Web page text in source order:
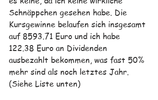
Schnäppchen gesehen habe. Die
Kursgewinne belaufen sich insgesamt
auf 8593.71 Euro und ich habe
122.38 Euro an Dividenden
ausbezahlt bekommen, was fast 50%
mehr sind als noch letztes Jahr.
(Siehe Liste unten)